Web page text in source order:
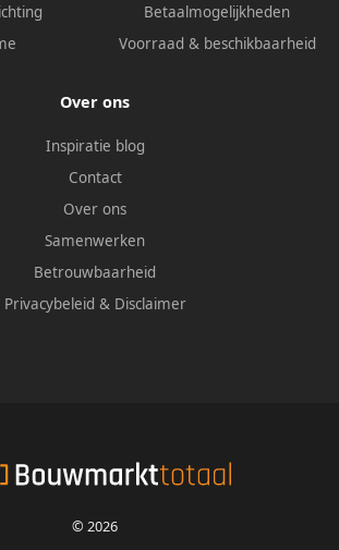
Betaalmogelijkheden
Voorraad & beschikbaarheid
Over ons
Inspiratie blog
Contact
Over ons
Samenwerken
Betrouwbaarheid
Privacybeleid & Disclaimer
© 2026